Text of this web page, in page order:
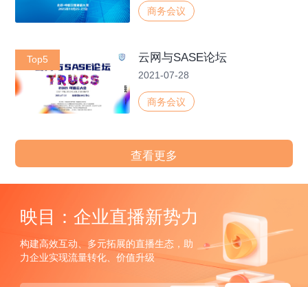
商务会议
Top5 云网与SASE论坛
2021-07-28
商务会议
查看更多
映目：企业直播新势力
构建高效互动、多元拓展的直播生态，助
力企业实现流量转化、价值升级